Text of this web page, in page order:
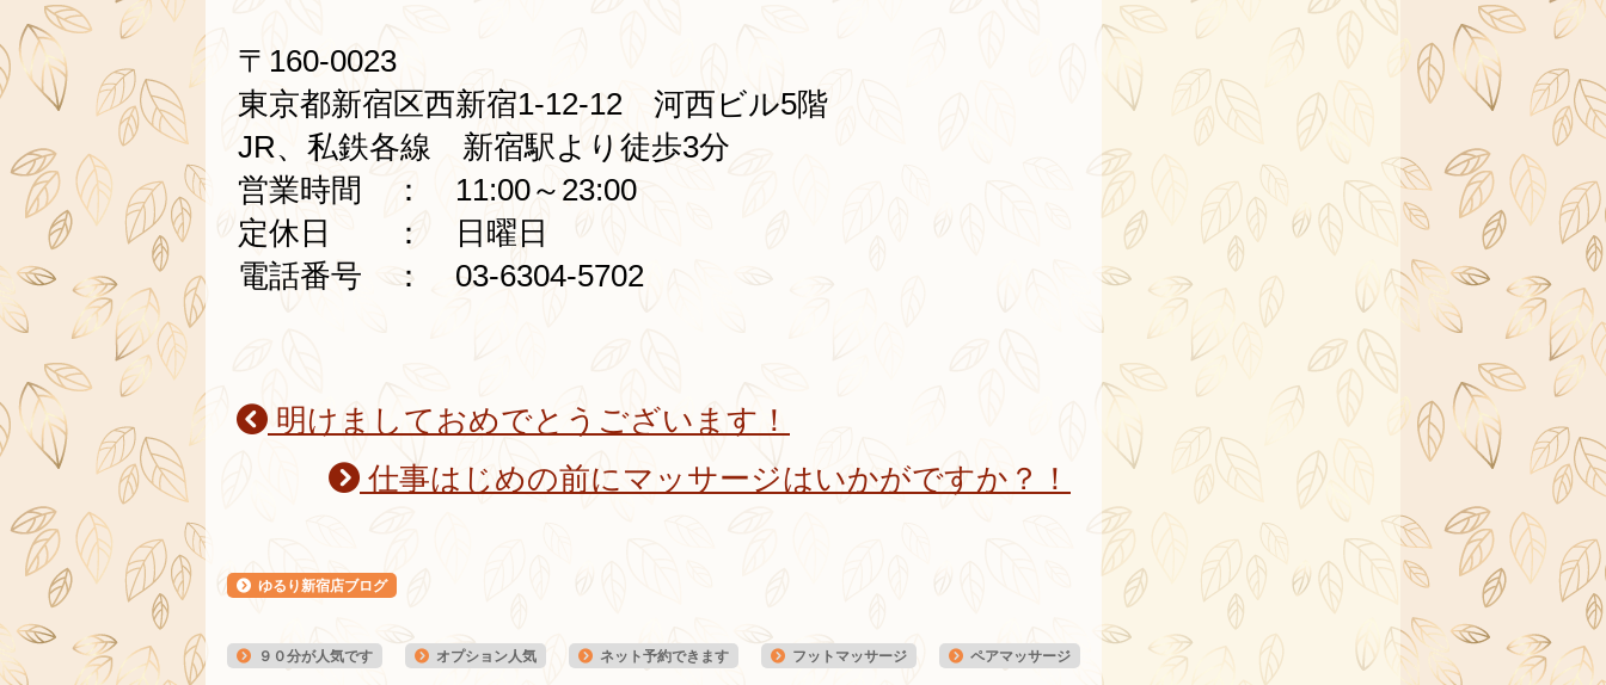
〒160-0023
東京都新宿区西新宿1-12-12 河西ビル5階
JR、私鉄各線 新宿駅より徒歩3分
営業時間 ： 11:00～23:00
定休日 ： 日曜日
電話番号 ： 03-6304-5702
明けましておめでとうございます！
仕事はじめの前にマッサージはいかがですか？！
ゆるり新宿店ブログ
９０分が人気です オプション人気 ネット予約できます フットマッサージ ペアマッサージ